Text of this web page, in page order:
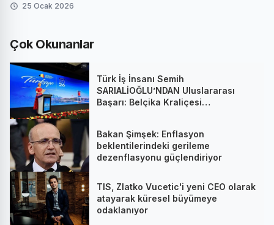
25 Ocak 2026
Çok Okunanlar
Türk İş İnsanı Semih
SARIALİOĞLU’NDAN Uluslararası
Başarı: Belçika Kraliçesi
Bakan Şimşek: Enflasyon
beklentilerindeki gerileme
dezenflasyonu güçlendiriyor
TIS, Zlatko Vucetic'i yeni CEO olarak
atayarak küresel büyümeye
odaklanıyor